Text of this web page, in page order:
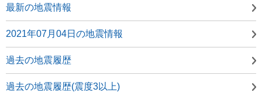
最新の地震情報
2021年07月04日の地震情報
過去の地震履歴
過去の地震履歴(震度3以上)